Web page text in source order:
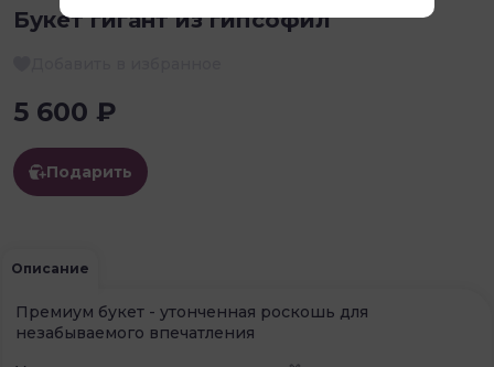
Букет гигант из гипсофил
5 600 ₽
Подарить
Описание
Премиум букет - утонченная роскошь для
незабываемого впечатления